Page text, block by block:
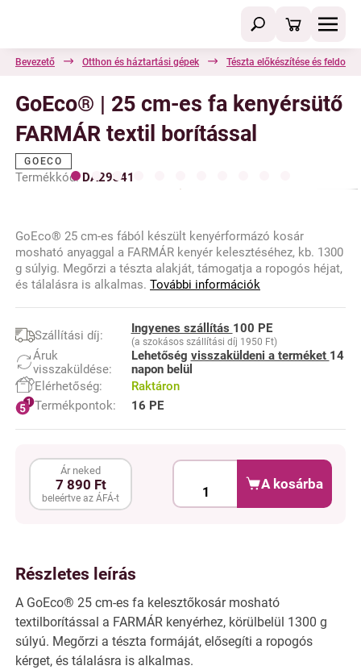
Bevezető Otthon és háztartási gépek Tészta előkészítése és
GoEco® | 25 cm-es fa kenyérsütő
FARMÁR textil borítással
GOECO
Termékkód: DA29341
GoEco® 25 cm-es fából készült kenyérformázó kosár
mosható anyaggal a FARMÁR kenyér kelesztéséhez, kb. 1300
g súlyig. Megőrzi a tészta alakját, támogatja a ropogós héjat,
és tálalásra is alkalmas. További információk
Szállítási díj: Ingyenes szállítás 100 PE
(a szokásos szállítási díj 1950 Ft)
Áruk
visszaküldése:
Lehetőség visszaküldeni a terméket 14
napon belül
Elérhetőség:
Raktáron
Termékpontok:
16 PE
Ár neked
7 890 Ft
beleértve az ÁFÁ-t
A kosárba
Részletes leírás
A GoEco® 25 cm-es fa kelesztőkosár mosható
textilborítással a FARMÁR kenyérhez, körülbelül 1300 g
súlyú. Megőrzi a tészta formáját, elősegíti a ropogós
kérget, és tálalásra is alkalmas.